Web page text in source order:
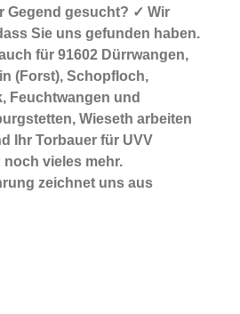
Gegend gesucht? ✓ Wir
Sie uns gefunden haben.
für 91602 Dürrwangen,
(Forst), Schopfloch,
Feuchtwangen und
Wieseth arbeiten
Ihr Torbauer für UVV
noch vieles mehr.
zeichnet uns aus